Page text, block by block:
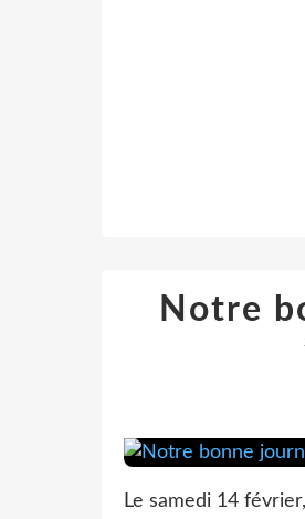
Notre
Le samedi 14